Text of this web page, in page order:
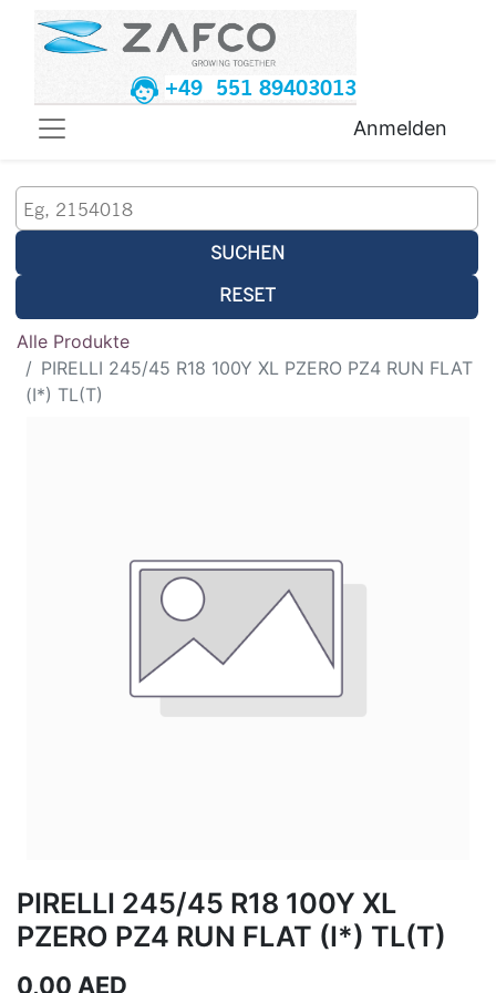
+49 551 89403013
Anmelden
SUCHEN
RESET
Alle Produkte
PIRELLI 245/45 R18 100Y XL PZERO PZ4 RUN FLAT
(I*) TL(T)
PIRELLI 245/45 R18 100Y XL
PZERO PZ4 RUN FLAT (I*) TL(T)
0,00 AED